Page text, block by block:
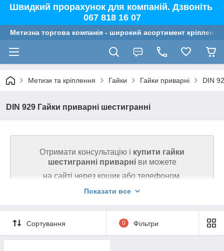
Швидкий прорахунок для компаній. Дзвоніть
067 818 16 07
Метизна торгова компанія - широкий асортимент
Метизи та кріплення Гайки Гайки приварні DIN
DIN 929 Гайки приварні шестигранні
Отримати консультацію і купити гайки
шестигранні приварніви можете
на сайті через кошик або телефоном.
Телефонуйте 067 818 16 07
Показати все
Сортування 0 Фільтри